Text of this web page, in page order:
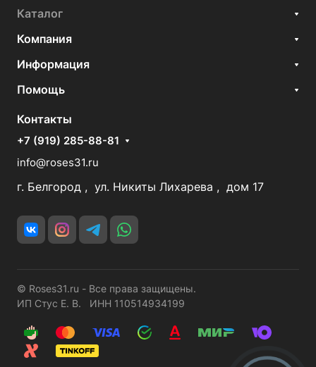
Каталог
Компания
Информация
Помощь
Контакты
+7 (919) 285-88-81
info@roses31.ru
г. Белгород , ул. Никиты Лихарева , дом 17
© Roses31.ru - Все права защищены.
ИП Стус Е. В. ИНН 110514934199